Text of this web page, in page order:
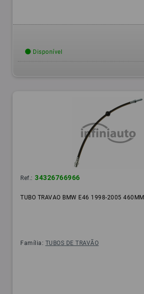
Disponível
Ref.: 34326766966
TUBO TRAVAO BMW E46 1998-2005 460MM
Família: TUBOS DE TRAVÃO